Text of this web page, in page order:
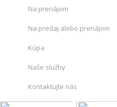
Na prenájom
Na predaj alebo prenájom
Kúpa
Naše služby
Kontaktujte nás